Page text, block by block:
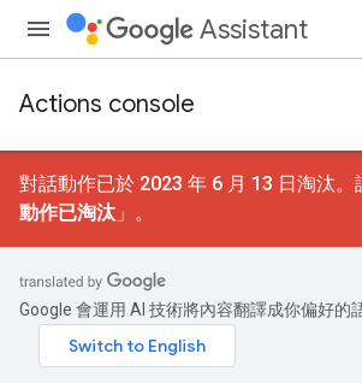
Assistant
Actions console
對話動作已於 2023 年 6 月 13 日淘汰。
動作已淘汰 」。
Google 會運用 AI 技術將內容翻譯成你偏好的